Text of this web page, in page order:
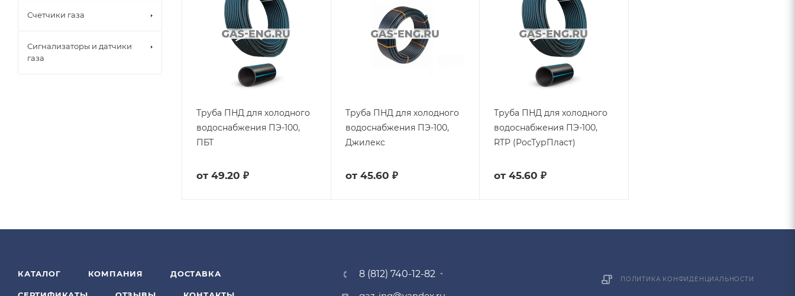
Труба ПНД для холодного
водоснабжения ПЭ-100,
ПБТ
от 49.20 ₽
Труба ПНД для холодного
водоснабжения ПЭ-100,
Джилекс
от 45.60 ₽
Труба ПНД для холодного
водоснабжения ПЭ-100,
RTP (РосТурПласт)
от 45.60 ₽
Счетчики газа
Сигнализаторы и датчики
газа
КАТАЛОГ КОМПАНИЯ ДОСТАВКА
8 (812) 740-12-82
ПОЛИТИКА КОНФИДЕНЦИАЛЬНОСТИ